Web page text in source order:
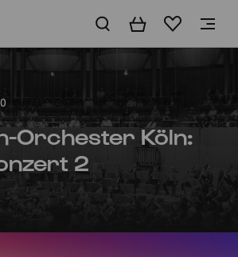
BasketWishlist
Orchester Köln:
2